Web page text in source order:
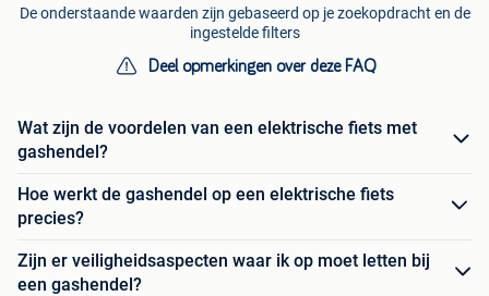
De onderstaande waarden zijn gebaseerd op je zoekopdracht en de
ingestelde filters
Deel opmerkingen over deze FAQ
Wat zijn de voordelen van een elektrische fiets met
gashendel?
Hoe werkt de gashendel op een elektrische fiets
precies?
Zijn er veiligheidsaspecten waar ik op moet letten bij
een gashendel?